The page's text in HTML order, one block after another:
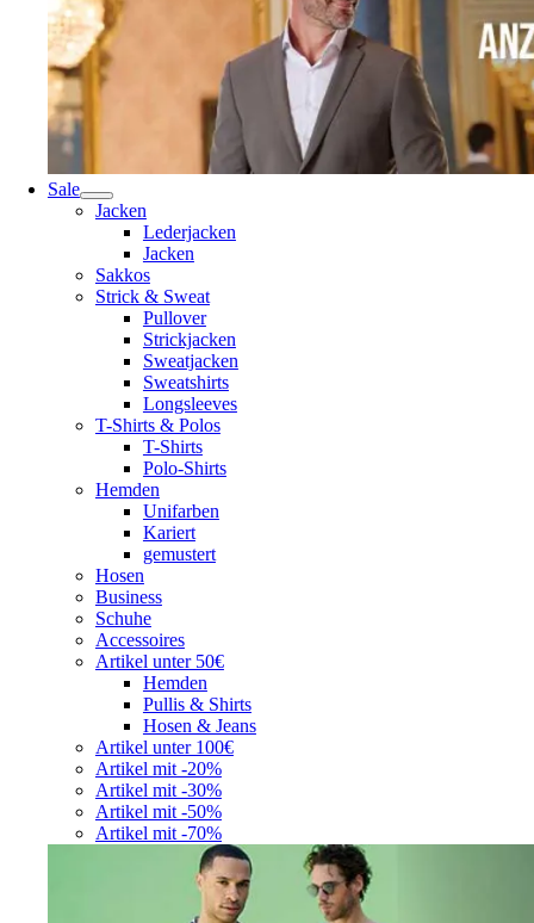
Sale
Jacken
Lederjacken
Jacken
Sakkos
Strick & Sweat
Pullover
Strickjacken
Sweatjacken
Sweatshirts
Longsleeves
T-Shirts & Polos
T-Shirts
Polo-Shirts
Hemden
Unifarben
Kariert
gemustert
Hosen
Business
Schuhe
Accessoires
Artikel unter 50€
Hemden
Pullis & Shirts
Hosen & Jeans
Artikel unter 100€
Artikel mit -20%
Artikel mit -30%
Artikel mit -50%
Artikel mit -70%